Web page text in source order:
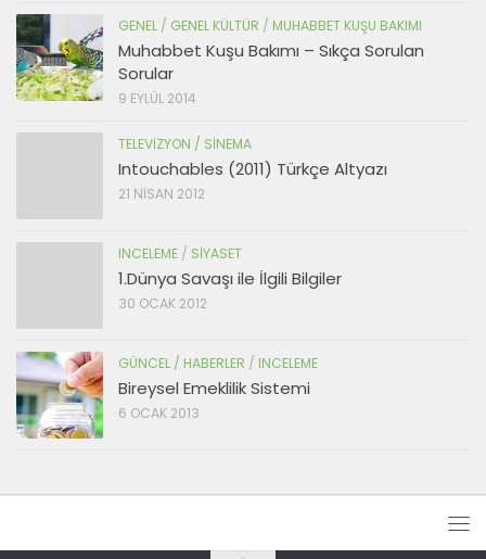
GENEL / GENEL KÜLTÜR / MUHABBET KUŞU BAKIMI
Muhabbet Kuşu Bakımı – Sıkça Sorulan
Sorular
9 EYLÜL 2014
TELEVIZYON / SINEMA
Intouchables (2011) Türkçe Altyazı
21 NISAN 2012
INCELEME / SIYASET
1.Dünya Savaşı ile İlgili Bilgiler
30 OCAK 2012
GÜNCEL / HABERLER / INCELEME
Bireysel Emeklilik Sistemi
6 OCAK 2013